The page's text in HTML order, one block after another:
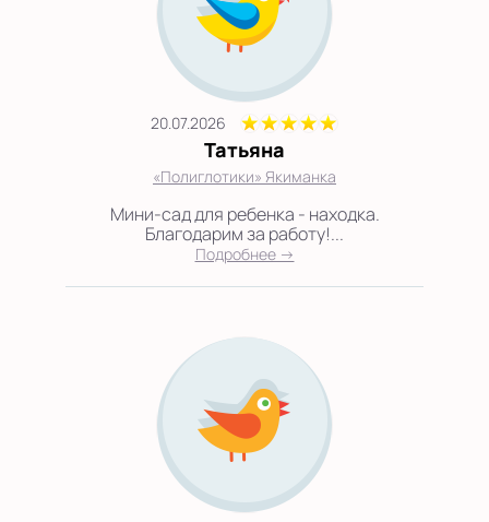
20.07.2026
Татьяна
«Полиглотики» Якиманка
Мини-сад для ребенка - находка.
Благодарим за работу!...
Подробнее →